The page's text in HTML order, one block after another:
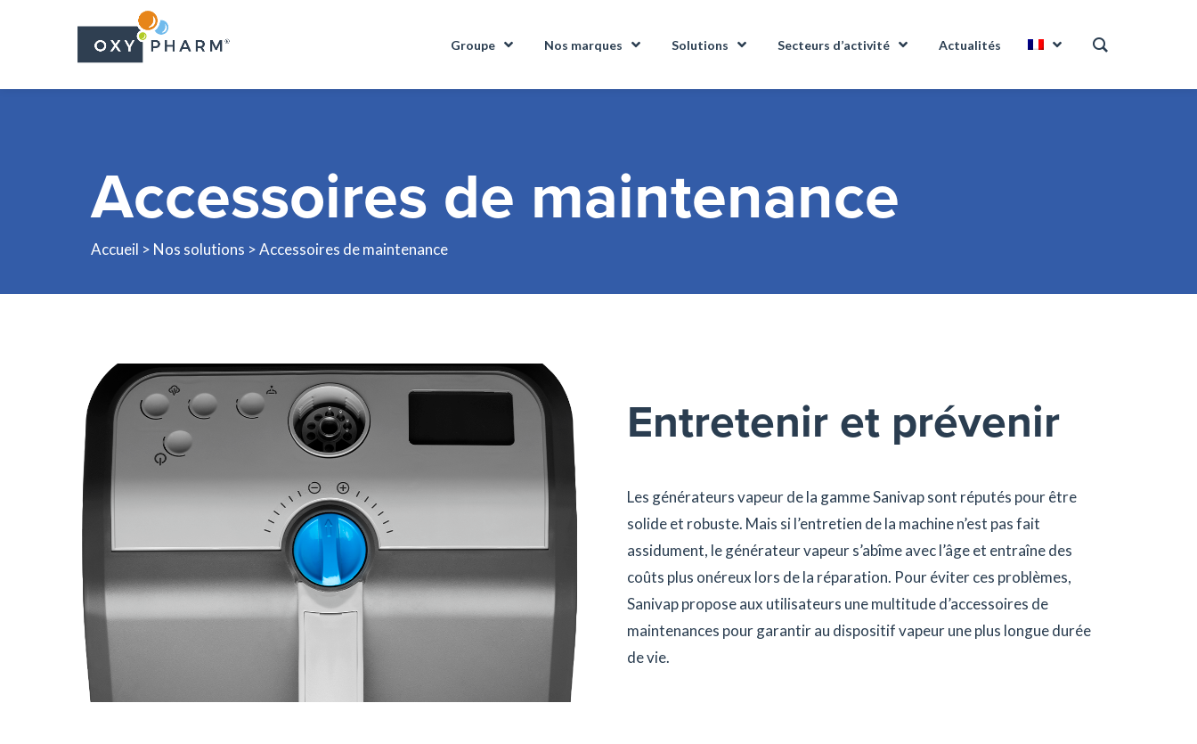
content
Groupe Nos marques Solutions Secteurs d’activité Actualités
Accessoires de maintenance
Accueil > Nos solutions > Accessoires de maintenance
Entretenir et prévenir
Les générateurs vapeur de la gamme Sanivap sont réputés pour être
solide et robuste. Mais si l’entretien de la machine n’est pas fait
assidument, le générateur vapeur s’abîme avec l’âge et entraîne des
coûts plus onéreux lors de la réparation. Pour éviter ces problèmes,
Sanivap propose aux utilisateurs une multitude d’accessoires de
maintenances pour garantir au dispositif vapeur une plus longue durée
de vie.